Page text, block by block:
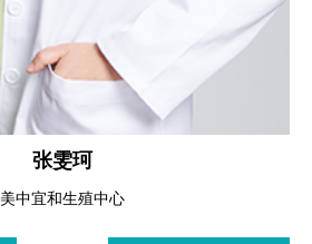
张雯珂
美中宜和生殖中心